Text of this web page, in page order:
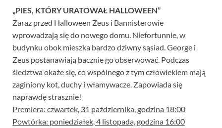
„PIES, KTÓRY URATOWAŁ HALLOWEEN”
Zaraz przed Halloween Zeus i Bannisterowie
wprowadzają się do nowego domu. Niefortunnie, w
budynku obok mieszka bardzo dziwny sąsiad. George i
Zeus postanawiają bacznie go obserwować. Podczas
śledztwa okaże się, co wspólnego z tym człowiekiem mają
zaginiony kot, duchy i włamywacze. Zapowiada się
naprawdę strasznie!
Premiera: czwartek, 31 października, godzina 18:00
Powtórka: poniedziałek, 4 listopada, godzina 16:00